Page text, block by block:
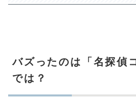
バズったのは「名探偵
では？